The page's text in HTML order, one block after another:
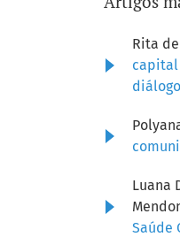
Rita
capital
Luana
Saúde